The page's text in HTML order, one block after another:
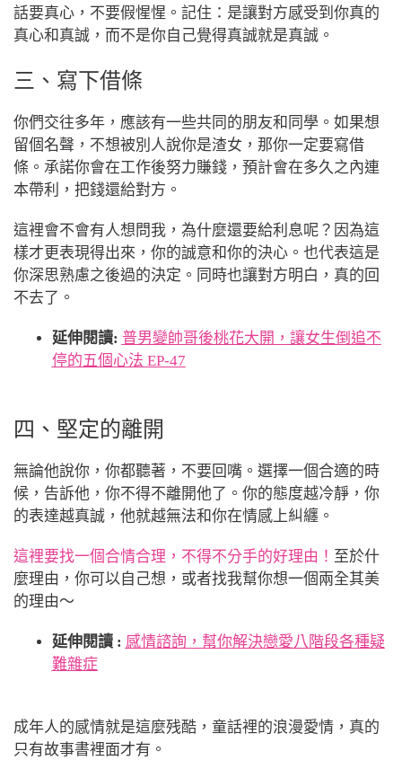
話要真心，不要假惺惺。 記住：是讓對方感受到你真的
真心和真誠，而不是你自己覺得真誠就是真誠。
三、寫下借條
你們交往多年，應該有一些共同的朋友和同學。如果想
留個名聲，不想被別人說你是渣女，那你一定要寫借
條。承諾你會在工作後努力賺錢，預計會在多久之內連
本帶利，把錢還給對方。
這裡會不會有人想問我，為什麼還要給利息呢？因為這
樣才更表現得出來，你的誠意和你的決心。也代表這是
你深思熟慮之後過的決定。同時也讓對方明白，真的回
不去了。
延伸閱讀: 普男變帥哥後桃花大開，讓女生倒追不
停的五個心法 EP-47
四、堅定的離開
無論他說你，你都聽著，不要回嘴。選擇一個合適的時
候，告訴他，你不得不離開他了。你的態度越冷靜，你
的表達越真誠，他就越無法和你在情感上糾纏。
這裡要找一個合情合理，不得不分手的好理由！ 至於什
麼理由，你可以自己想，或者找我幫你想一個兩全其美
的理由～
延伸閱讀 : 感情諮詢 ，幫你解決戀愛八階段各種疑
難雜症
成年人的感情就是這麼残酷，童話裡的浪漫愛情，真的
只有故事書裡面才有。